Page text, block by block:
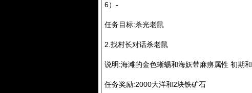
6）-
任务目标:杀光老鼠
2.找村长对话杀老鼠
说明:海滩的金色蜥蜴和海妖带麻痹属性 初期
任务奖励:2000大洋和2块铁矿石